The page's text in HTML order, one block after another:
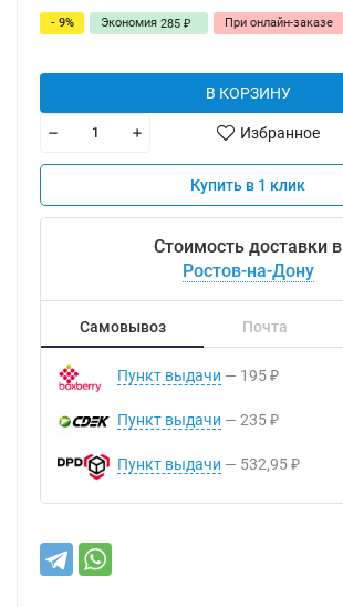
- 9% Экономия 285 ₽ При онлайн-заказе
В КОРЗИНУ
Избранное
Купить в 1 клик
Стоимость доставки в
Ростов-на-Дону
Самовывоз Почта
Пункт выдачи 195 ₽
Пункт выдачи 235 ₽
Пункт выдачи 532,95 ₽